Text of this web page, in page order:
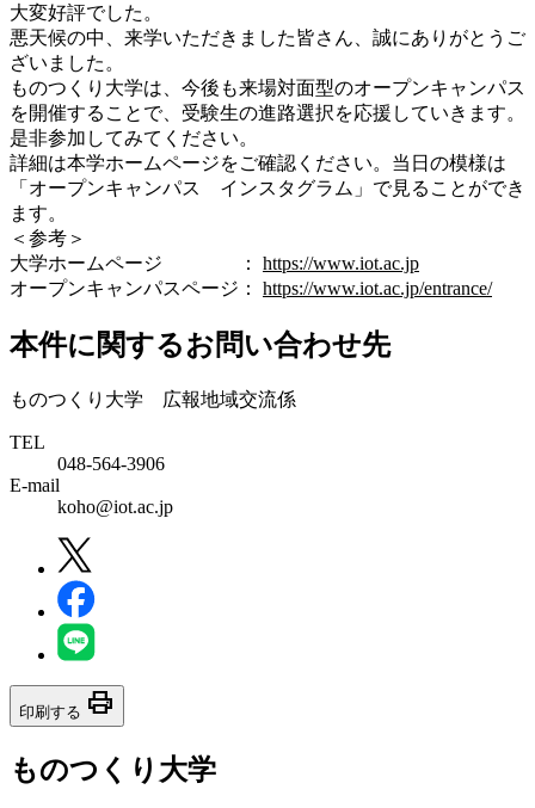
大変好評でした。
悪天候の中、来学いただきました皆さん、誠にありがとうご
ざいました。
ものつくり大学は、今後も来場対面型のオープンキャンパス
を開催することで、受験生の進路選択を応援していきます。
是非参加してみてください。
詳細は本学ホームページをご確認ください。当日の模様は
「オープンキャンパス インスタグラム」で見ることができ
ます。
＜参考＞
大学ホームページ ： https://www.iot.ac.jp
オープンキャンパスページ： https://www.iot.ac.jp/entrance/
本件に関するお問い合わせ先
ものつくり大学 広報地域交流係
TEL
048-564-3906
E-mail
koho@iot.ac.jp
印刷する print
ものつくり大学